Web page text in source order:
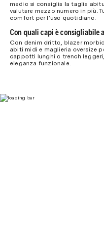
medio si consiglia la taglia
valutare mezzo numero in più.
comfort per l’uso quotidiano.
Con quali capi è consigliabile
Con denim dritto, blazer
abiti midi e maglieria oversize
cappotti lunghi o trench
eleganza funzionale.